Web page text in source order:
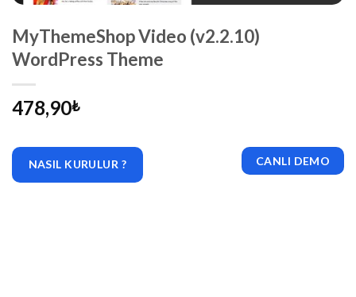
MyThemeShop Video (v2.2.10)
WordPress Theme
478,90₺
NASIL KURULUR ? CANLI DEMO